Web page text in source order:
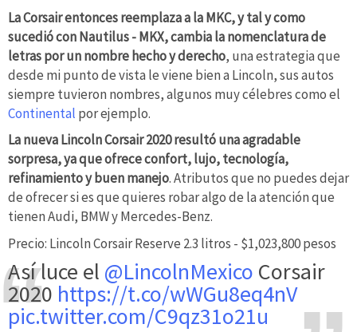
La Corsair entonces reemplaza a la MKC, y tal y como
sucedió con Nautilus - MKX, cambia la nomenclatura de
letras por un nombre hecho y derecho, una estrategia que
desde mi punto de vista le viene bien a Lincoln, sus autos
siempre tuvieron nombres, algunos muy célebres como el
Continental por ejemplo.
La nueva Lincoln Corsair 2020 resultó una agradable
sorpresa, ya que ofrece confort, lujo, tecnología,
refinamiento y buen manejo. Atributos que no puedes dejar
de ofrecer si es que quieres robar algo de la atención que
tienen Audi, BMW y Mercedes-Benz.
Precio: Lincoln Corsair Reserve 2.3 litros - $1,023,800 pesos
Así luce el @LincolnMexico Corsair
2020 https://t.co/wWGu8eq4nV
pic.twitter.com/C9qz31o21u